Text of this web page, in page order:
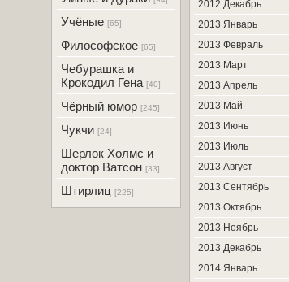
Учёные [65]
Философское [65]
Чебурашка и
Крокодил Гена [40]
Чёрный юмор [245]
Чукчи [24]
Шерлок Холмс и
доктор Ватсон [33]
Штирлиц [225]
2012 Декабрь
2013 Январь
2013 Февраль
2013 Март
2013 Апрель
2013 Май
2013 Июнь
2013 Июль
2013 Август
2013 Сентябрь
2013 Октябрь
2013 Ноябрь
2013 Декабрь
2014 Январь